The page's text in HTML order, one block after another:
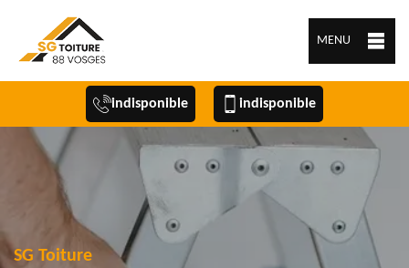
MENU
indisponible indisponible
SG Toiture